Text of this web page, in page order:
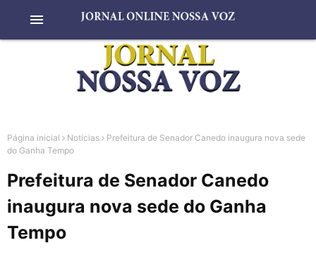
menu
Página inicial Notícias
Prefeitura de Senador Canedo inaugura nova sede
do Ganha Tempo
Prefeitura de Senador Canedo
inaugura nova sede do Ganha
Tempo